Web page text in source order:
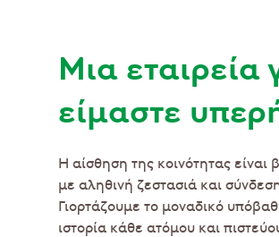
Μια εταιρεία
είμαστε
Η αίσθηση της κοινότητας
με αληθινή ζεστασιά και
Γιορτάζουμε το μοναδικό
ιστορία κάθε ατόμου και